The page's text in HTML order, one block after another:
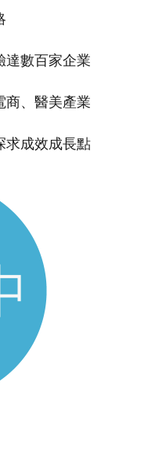
達數百家企業
商、醫美產業
求成效成長點